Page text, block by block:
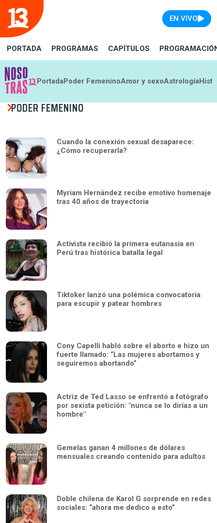
PORTADA PROGRAMAS CAPÍTULOS
EN VIVO
PortadaPoder FemeninoAmor y sexoAstrología
PODER FEMENINO
Cuando la conexión sexual desaparece:
¿Cómo recuperarla?
Myriam Hernández recibe emotivo homenaje
tras 40 años de trayectoria
Activista recibió la primera eutanasia en
Perú tras histórica batalla legal
Tiktoker lanzó una polémica convocatoria
para escupir y patear hombres
Cony Capelli habló sobre el aborto e hizo un
fuerte llamado: “Las mujeres abortamos y
seguiremos abortando”
Actriz de Ted Lasso se enfrentó a fotógrafo
por sexista petición: "nunca se lo dirías a un
hombre"
Gemelas ganan 4 millones de dólares
mensuales creando contenido para adultos
Doble chilena de Karol G sorprende en redes
sociales: “ahora me dedico a esto”